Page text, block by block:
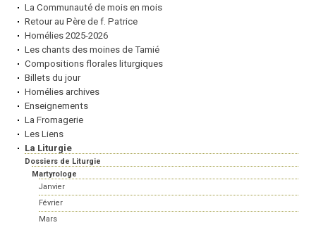
La Communauté de mois en mois
Retour au Père de f. Patrice
Homélies 2025-2026
Les chants des moines de Tamié
Compositions florales liturgiques
Billets du jour
Homélies archives
Enseignements
La Fromagerie
Les Liens
La Liturgie
Dossiers de Liturgie
Martyrologe
Janvier
Février
Mars